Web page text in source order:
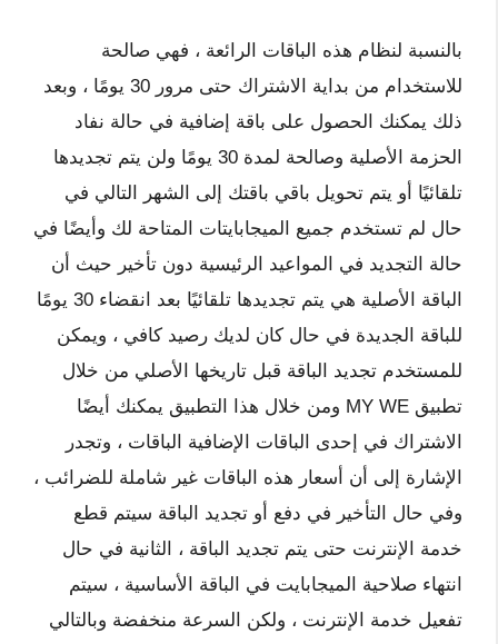
بالنسبة لنظام هذه الباقات الرائعة ، فهي صالحة
للاستخدام من بداية الاشتراك حتى مرور 30 ​​يومًا ، وبعد
ذلك يمكنك الحصول على باقة إضافية في حالة نفاد
الحزمة الأصلية وصالحة لمدة 30 يومًا ولن يتم تجديدها
تلقائيًا أو يتم تحويل باقي باقتك إلى الشهر التالي في
حال لم تستخدم جميع الميجابايتات المتاحة لك وأيضًا في
حالة التجديد في المواعيد الرئيسية دون تأخير حيث أن
الباقة الأصلية هي يتم تجديدها تلقائيًا بعد انقضاء 30 يومًا
للباقة الجديدة في حال كان لديك رصيد كافي ، ويمكن
للمستخدم تجديد الباقة قبل تاريخها الأصلي من خلال
تطبيق MY WE ومن خلال هذا التطبيق يمكنك أيضًا
الاشتراك في إحدى الباقات الإضافية الباقات ، وتجدر
الإشارة إلى أن أسعار هذه الباقات غير شاملة للضرائب ،
وفي حال التأخير في دفع أو تجديد الباقة سيتم قطع
خدمة الإنترنت حتى يتم تجديد الباقة ، الثانية في حال
انتهاء صلاحية الميجابايت في الباقة الأساسية ، سيتم
تفعيل خدمة الإنترنت ، ولكن السرعة منخفضة وبالتالي